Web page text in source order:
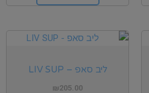
ליב סאפ – LIV SUP
₪205.00